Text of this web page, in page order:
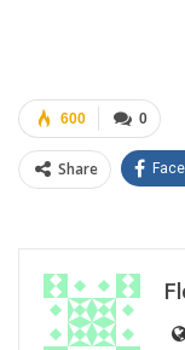
0
600
Share